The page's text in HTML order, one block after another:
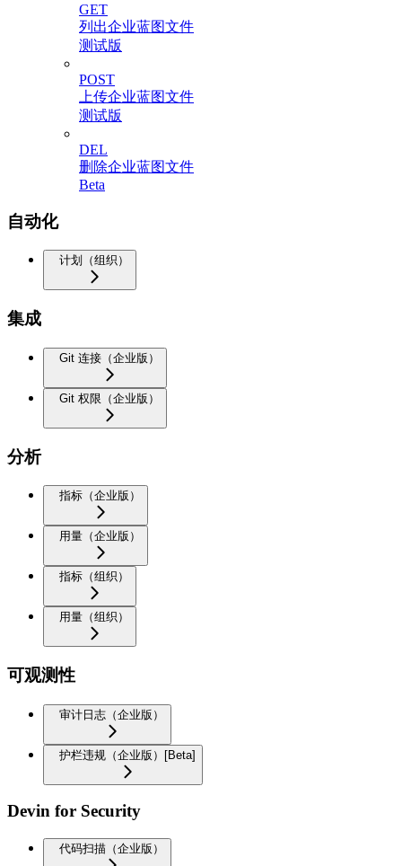
GET
列出企业蓝图文件
测试版
POST
上传企业蓝图文件
测试版
DEL
删除企业蓝图文件
Beta
自动化
计划（组织）
集成
Git 连接（企业版）
Git 权限（企业版）
分析
指标（企业版）
用量（企业版）
指标（组织）
用量（组织）
可观测性
审计日志（企业版）
护栏违规（企业版）[Beta]
Devin for Security
代码扫描（企业版）